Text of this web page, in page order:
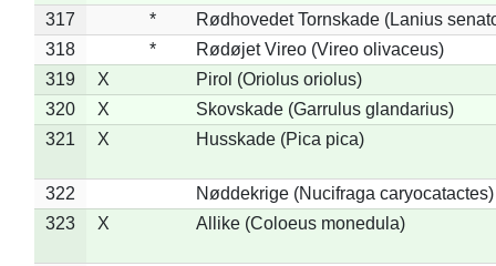
317
*
Rødhovedet Tornskade (Lanius
318
*
Rødøjet Vireo (Vireo olivaceus)
319
X
Pirol (Oriolus oriolus)
320
X
Skovskade (Garrulus glandarius)
321
X Husskade (Pica pica)
322
Nøddekrige (Nucifraga caryocatactes)
323
X Allike (Coloeus monedula)